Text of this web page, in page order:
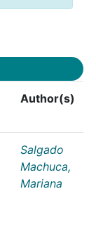
Author(s)
Salgado
Machuca,
Mariana